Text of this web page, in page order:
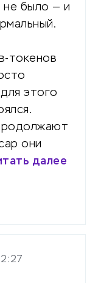
не было — и
токенов
этого
они
далее